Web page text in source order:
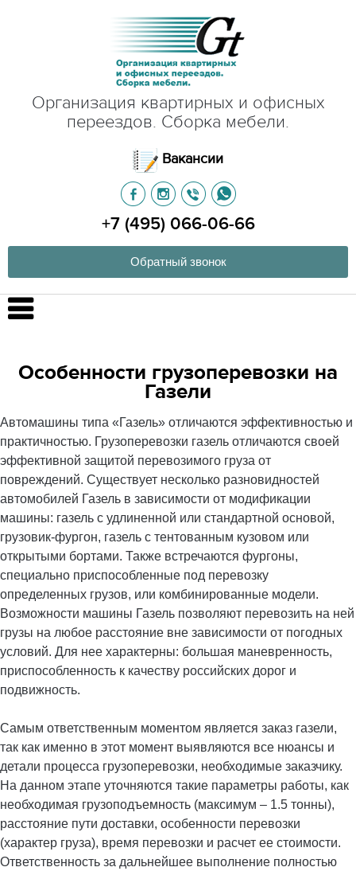
Организация квартирных и офисных
переездов. Сборка мебели.
Вакансии
+7 (495) 066-06-66
Обратный звонок
Особенности грузоперевозки на
Газели
Автомашины типа «Газель» отличаются эффективностью и
практичностью. Грузоперевозки газель отличаются своей
эффективной защитой перевозимого груза от
повреждений. Существует несколько разновидностей
автомобилей Газель в зависимости от модификации
машины: газель с удлиненной или стандартной основой,
грузовик-фургон, газель с тентованным кузовом или
открытыми бортами. Также встречаются фургоны,
специально приспособленные под перевозку
определенных грузов, или комбинированные модели.
Возможности машины Газель позволяют перевозить на ней
грузы на любое расстояние вне зависимости от погодных
условий. Для нее характерны: большая маневренность,
приспособленность к качеству российских дорог и
подвижность.
Самым ответственным моментом является заказ газели,
так как именно в этот момент выявляются все нюансы и
детали процесса грузоперевозки, необходимые заказчику.
На данном этапе уточняются такие параметры работы, как
необходимая грузоподъемность (максимум – 1.5 тонны),
расстояние пути доставки, особенности перевозки
(характер груза), время перевозки и расчет ее стоимости.
Ответственность за дальнейшее выполнение полностью